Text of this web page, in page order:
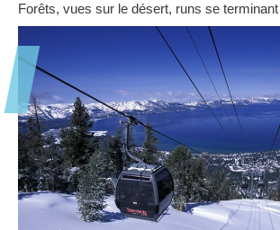
Forêts, vues sur le désert, runs se